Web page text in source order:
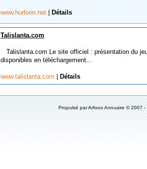
www.hurloon.net Détails
Talislanta.com
Talislanta.com Le site officiel : présentation du
disponibles en téléchargement...
www.talislanta.com Détails
Propulsé parArfooo Annuaire © 2007